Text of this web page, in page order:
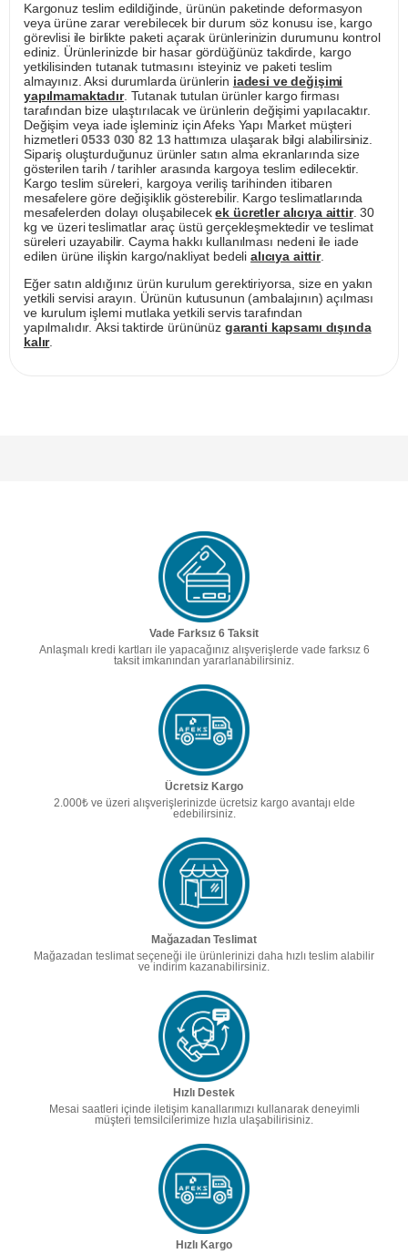
Kargonuz teslim edildiğinde, ürünün paketinde deformasyon
veya ürüne zarar verebilecek bir durum söz konusu ise, kargo
görevlisi ile birlikte paketi açarak ürünlerinizin durumunu kontrol
ediniz. Ürünlerinizde bir hasar gördüğünüz takdirde, kargo
yetkilisinden tutanak tutmasını isteyiniz ve paketi teslim
almayınız. Aksi durumlarda ürünlerin iadesi ve değişimi
yapılmamaktadır. Tutanak tutulan ürünler kargo firması
tarafından bize ulaştırılacak ve ürünlerin değişimi yapılacaktır.
Değişim veya iade işleminiz için Afeks Yapı Market müşteri
hizmetleri0533 030 82 13hattımıza ulaşarak bilgi alabilirsiniz.
Sipariş oluşturduğunuz ürünler satın alma ekranlarında size
gösterilen tarih / tarihler arasında kargoya teslim edilecektir.
Kargo teslim süreleri, kargoya veriliş tarihinden itibaren
mesafelere göre değişiklik gösterebilir. Kargo teslimatlarında
mesafelerden dolayı oluşabilecekek ücretler alıcıya aittir. 30
kg ve üzeri teslimatlar araç üstü gerçekleşmektedir ve teslimat
süreleri uzayabilir. Cayma hakkı kullanılması nedeni ile iade
edilen ürüne ilişkin kargo/nakliyat bedeli alıcıya aittir.
Eğer satın aldığınız ürün kurulum gerektiriyorsa, size en yakın
yetkili servisi arayın. Ürünün kutusunun (ambalajının) açılması
ve kurulum işlemi mutlaka yetkili servis tarafından
yapılmalıdır. Aksi taktirde ürününüz garanti kapsamı dışında
kalır.
Vade Farksız 6 Taksit
Anlaşmalı kredi kartları ile yapacağınız alışverişlerde vade farksız 6
taksit imkanından yararlanabilirsiniz.
Ücretsiz Kargo
2.000₺ ve üzeri alışverişlerinizde ücretsiz kargo avantajı elde
edebilirsiniz.
Mağazadan Teslimat
Mağazadan teslimat seçeneği ile ürünlerinizi daha hızlı teslim alabilir
ve indirim kazanabilirsiniz.
Hızlı Destek
Mesai saatleri içinde iletişim kanallarımızı kullanarak deneyimli
müşteri temsilcilerimize hızla ulaşabilirisiniz.
Hızlı Kargo